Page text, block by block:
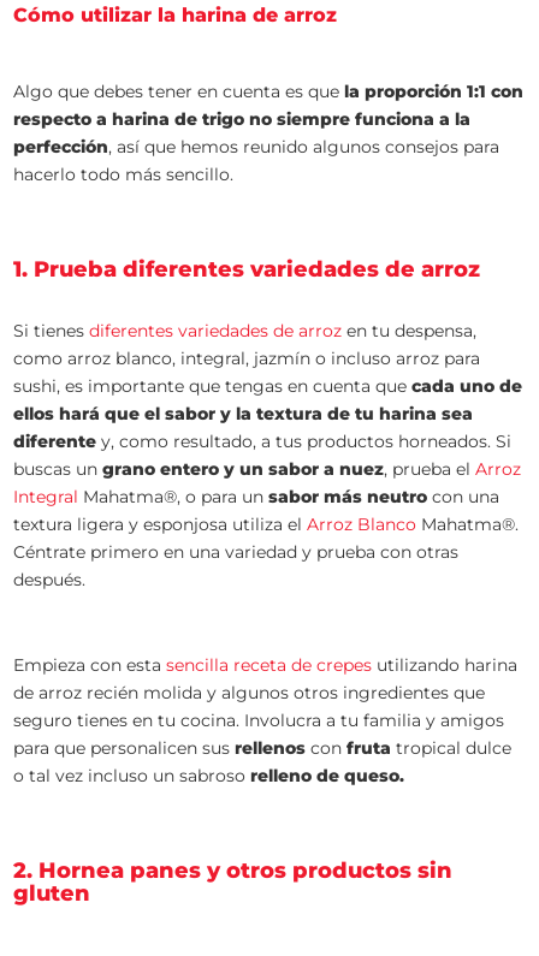
Cómo utilizar la harina de arroz
Algo que debes tener en cuenta es quela proporción 1:1 con
respecto a harina de trigo no siempre funciona a la
perfección, así que hemos reunido algunos consejos para
hacerlo todo más sencillo.
1. Prueba diferentes variedades de arroz
Si tienes diferentes variedades de arroz en tu despensa,
como arroz blanco, integral, jazmín o incluso arroz para
sushi, es importante que tengas en cuenta quecada uno de
ellos hará que el sabor y la textura de tu harina sea
diferente y, como resultado, a tus productos horneados. Si
buscas ungrano entero y un sabor a nuez, prueba elArroz
Integral Mahatma®, o para unsabor más neutro con una
textura ligera y esponjosa utiliza elArroz Blanco Mahatma®.
Céntrate primero en una variedad y prueba con otras
después.
Empieza con estasencilla receta de crepes utilizando harina
de arroz recién molida y algunos otros ingredientes que
seguro tienes en tu cocina. Involucra a tu familia y amigos
para que personalicen susrellenosconfrutatropical dulce
o tal vez incluso un sabrosorelleno de queso.
2. Hornea panes y otros productos sin
gluten